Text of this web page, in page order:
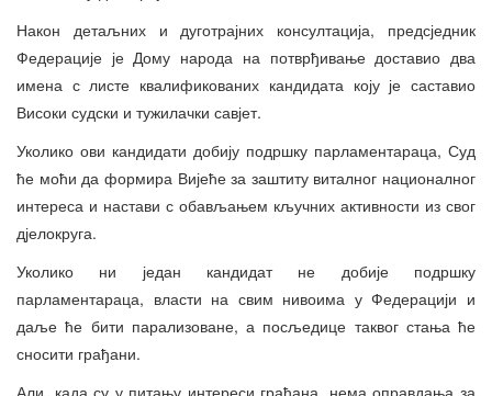
Након детаљних и дуготрајних консултација, предсједник
Федерације је Дому народа на потврђивање доставио два
имена с листе квалификованих кандидата коју је саставио
Високи судски и тужилачки савјет.
Уколико ови кандидати добију подршку парламентараца, Суд
ће моћи да формира Вијеће за заштиту виталног националног
интереса и настави с обављањем кључних активности из свог
дјелокруга.
Уколико ни један кандидат не добије подршку
парламентараца, власти на свим нивоима у Федерацији и
даље ће бити парализоване, а посљедице таквог стања ће
сносити грађани.
Али, када су у питању интереси грађана, нема оправдања за